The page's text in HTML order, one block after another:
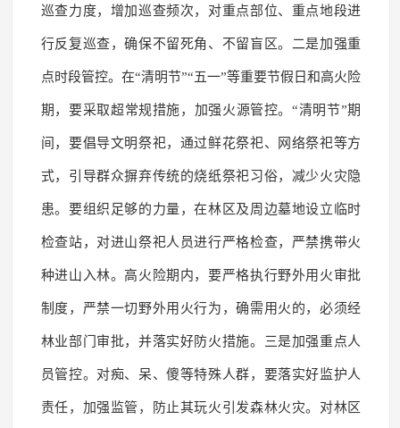
巡查力度，增加巡查频次，对重点部位、重点地段进
行反复巡查，确保不留死角、不留盲区。二是加强重
点时段管控。在“清明节”“五一”等重要节假日和高火险
期，要采取超常规措施，加强火源管控。“清明节”期
间，要倡导文明祭祀，通过鲜花祭祀、网络祭祀等方
式，引导群众摒弃传统的烧纸祭祀习俗，减少火灾隐
患。要组织足够的力量，在林区及周边墓地设立临时
检查站，对进山祭祀人员进行严格检查，严禁携带火
种进山入林。高火险期内，要严格执行野外用火审批
制度，严禁一切野外用火行为，确需用火的，必须经
林业部门审批，并落实好防火措施。三是加强重点人
员管控。对痴、呆、傻等特殊人群，要落实好监护人
责任，加强监管，防止其玩火引发森林火灾。对林区